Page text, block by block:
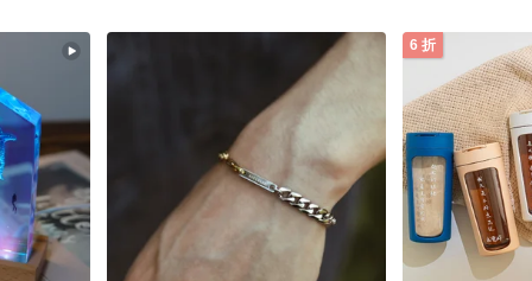
6 折